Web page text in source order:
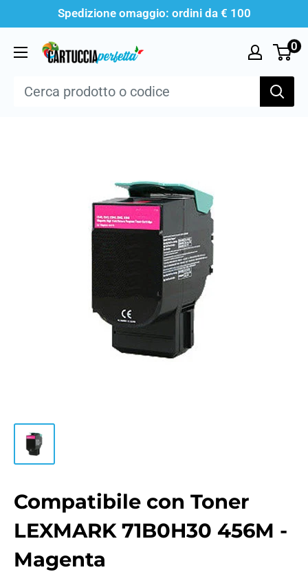
contenuto
Spedizione omaggio: ordini da € 100
Cartucciaperfetta 0
Compatibile con Toner
LEXMARK 71B0H30 456M -
Magenta